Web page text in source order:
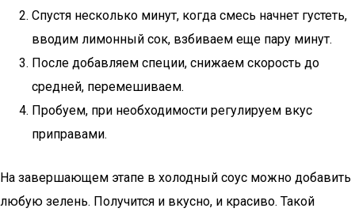
Спустя несколько минут, когда смесь начнет густеть,
вводим лимонный сок, взбиваем еще пару минут.
После добавляем специи, снижаем скорость до
средней, перемешиваем.
Пробуем, при необходимости регулируем вкус
приправами.
На завершающем этапе в холодный соус можно добавить
любую зелень. Получится и вкусно, и красиво. Такой